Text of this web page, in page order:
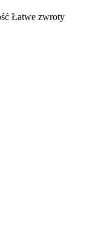
Łatwe zwroty